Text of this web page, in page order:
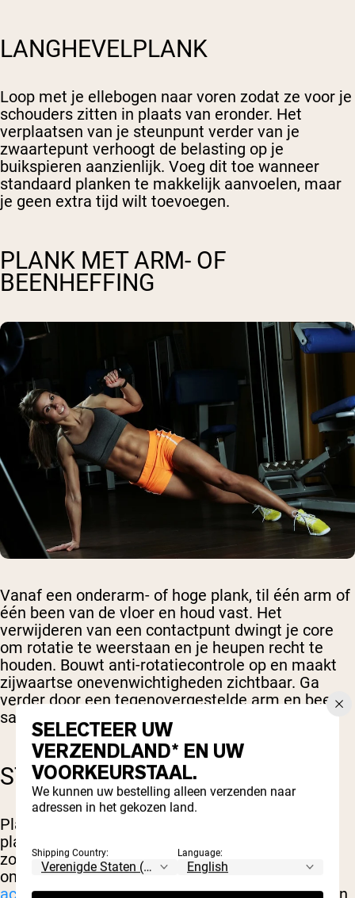
LANGHEVELPLANK
Loop met je ellebogen naar voren zodat ze voor je
schouders zitten in plaats van eronder. Het
verplaatsen van je steunpunt verder van je
zwaartepunt verhoogt de belasting op je
buikspieren aanzienlijk. Voeg dit toe wanneer
standaard planken te makkelijk aanvoelen, maar
je geen extra tijd wilt toevoegen.
PLANK MET ARM- OF
BEENHEFFING
Vanaf een onderarm- of hoge plank, til één arm of
één been van de vloer en houd vast. Het
verwijderen van een contactpunt dwingt je core
om rotatie te weerstaan en je heupen recht te
houden. Bouwt anti-rotatiecontrole op en maakt
zijwaartse onevenwichtigheden zichtbaar. Ga
verder door een tegenovergestelde arm en been
samen op te tillen.
STABILITEITSBALPLANK
Plaats je onderarmen op een stabiliteitsbal in
plaats van op de vloer. Het onstabiele oppervlak
zorgt ervoor dat je core extra hard moet werken
om de bal stil te houden, watverhoogt de
activatie van de core-spierenvergeleken met een
SELECTEER UW
VERZENDLAND* EN UW
VOORKEURSTAAL.
We kunnen uw bestelling alleen verzenden naar
adressen in het gekozen land.
Shipping Country: Language: